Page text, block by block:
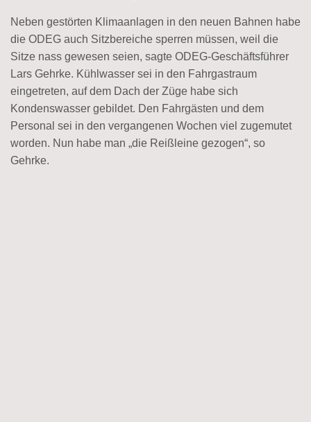
Neben gestörten Klimaanlagen in den neuen Bahnen habe
die ODEG auch Sitzbereiche sperren müssen, weil die
Sitze nass gewesen seien, sagte ODEG-Geschäftsführer
Lars Gehrke. Kühlwasser sei in den Fahrgastraum
eingetreten, auf dem Dach der Züge habe sich
Kondenswasser gebildet. Den Fahrgästen und dem
Personal sei in den vergangenen Wochen viel zugemutet
worden. Nun habe man „die Reißleine gezogen“, so
Gehrke.